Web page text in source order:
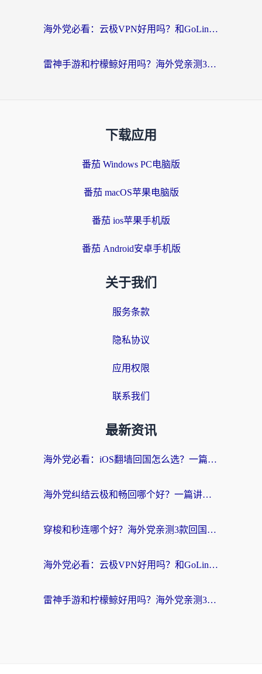
海外党必看：云极VPN好用吗？和GoLinkVPN对比哪个回国效果更好？附真实体验指南
雷神手游和柠檬鲸好用吗？海外党亲测3款回国加速器，教你避开破解VPN坑
下载应用
番茄 Windows PC电脑版
番茄 macOS苹果电脑版
番茄 ios苹果手机版
番茄 Android安卓手机版
关于我们
服务条款
隐私协议
应用权限
联系我们
最新资讯
海外党必看：iOS翻墙回国怎么选？一篇搞定无缝访问国内资源
海外党纠结云极和畅回哪个好？一篇讲透回国加速器怎么选（附避坑指南）
穿梭和秒连哪个好？海外党亲测3款回国加速器，教你在国外正常浏览国内网站
海外党必看：云极VPN好用吗？和GoLinkVPN对比哪个回国效果更好？附真实体验指南
雷神手游和柠檬鲸好用吗？海外党亲测3款回国加速器，教你避开破解VPN坑